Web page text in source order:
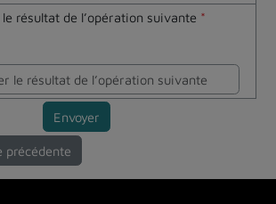
résultat de l’opération suivante *
Envoyer
précédente